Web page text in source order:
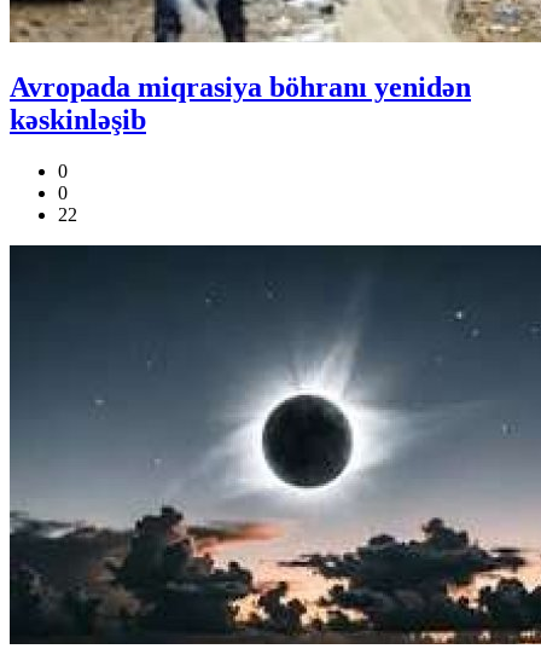
Avropada miqrasiya böhranı yenidən
kəskinləşib
0
0
22